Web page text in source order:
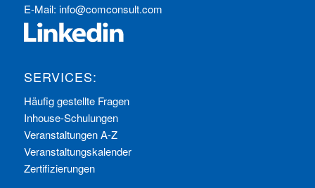
E-Mail: info@comconsult.com
SERVICES:
Häufig gestellte Fragen
Inhouse-Schulungen
Veranstaltungen A-Z
Veranstaltungskalender
Zertifizierungen